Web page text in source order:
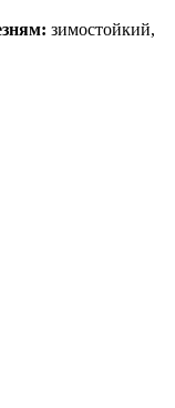
зимостойкий,